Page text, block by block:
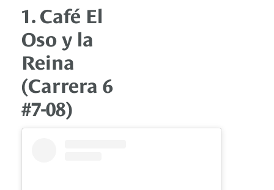
1. Café El
Oso y la
Reina
(Carrera 6
#7-08)